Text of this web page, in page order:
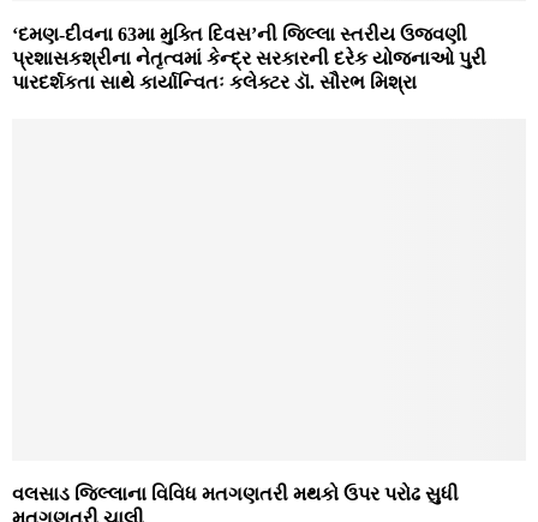
‘દમણ-દીવના 63મા મુક્‍તિ દિવસ’ની જિલ્લા સ્‍તરીય ઉજવણી
પ્રશાસકશ્રીના નેતૃત્‍વમાં કેન્‍દ્ર સરકારની દરેક યોજનાઓ પુરી
પારદર્શકતા સાથે કાર્યાન્‍વિતઃ કલેક્‍ટર ડૉ. સૌરભ મિશ્રા
વલસાડ જિલ્લાના વિવિધ મતગણતરી મથકો ઉપર પરોઢ સુધી